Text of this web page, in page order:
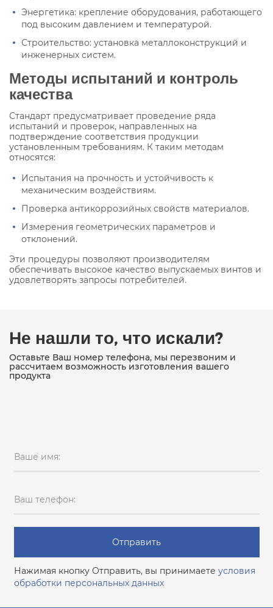
Энергетика: крепление оборудования, работающего
под высоким давлением и температурой.
Строительство: установка металлоконструкций и
инженерных систем.
Методы испытаний и контроль
качества
Стандарт предусматривает проведение ряда
испытаний и проверок, направленных на
подтверждение соответствия продукции
установленным требованиям. К таким методам
относятся:
Испытания на прочность и устойчивость к
механическим воздействиям.
Проверка антикоррозийных свойств материалов.
Измерения геометрических параметров и
отклонений.
Эти процедуры позволяют производителям
обеспечивать высокое качество выпускаемых винтов и
удовлетворять запросы потребителей.
Не нашли то, что искали?
Оставьте Ваш номер телефона, мы перезвоним и
рассчитаем возможность изготовления вашего
продукта
Ваше имя:
Ваш телефон:
Отправить
Нажимая кнопку Отправить, вы принимаете условия
обработки персональных данных